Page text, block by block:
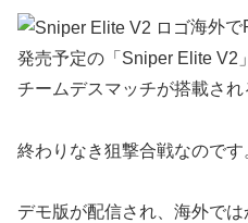
海外で
発売予定の「Sniper Elite V2
チームデスマッチが搭載され
終わりなき狙撃合戦なのです
デモ版が配信され、海外で